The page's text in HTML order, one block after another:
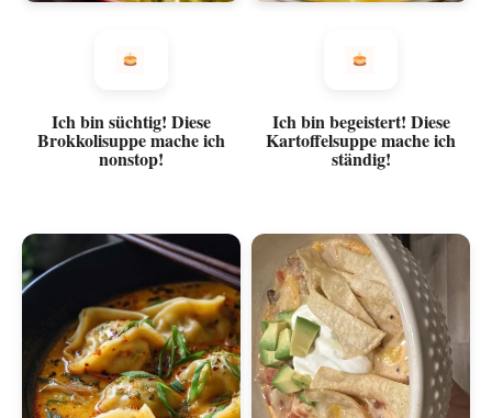
Ich bin süchtig! Diese
Brokkolisuppe mache ich
nonstop!
Ich bin begeistert! Diese
Kartoffelsuppe mache ich
ständig!